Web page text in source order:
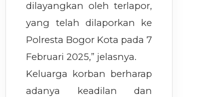
dilayangkan oleh terlapor,
yang telah dilaporkan ke
Polresta Bogor Kota pada 7
Februari 2025,” jelasnya.
Keluarga korban berharap
adanya keadilan dan